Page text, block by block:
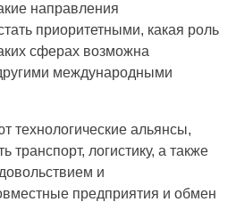
направления
приоритетными, какая роль
сферах возможна
международными
альянсы,
транспорт, логистику, а также
и
предприятия и обмен